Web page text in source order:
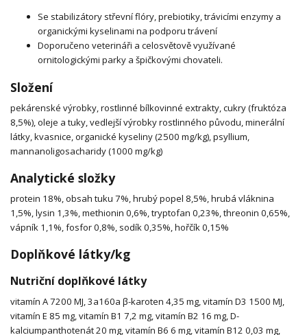
Se stabilizátory střevní flóry, prebiotiky, trávicími enzymy a
organickými kyselinami na podporu trávení
Doporučeno veterináři a celosvětově využívané
ornitologickými parky a špičkovými chovateli.
Složení
pekárenské výrobky, rostlinné bílkovinné extrakty, cukry (fruktóza
8,5%), oleje a tuky, vedlejší výrobky rostlinného původu, minerální
látky, kvasnice, organické kyseliny (2500 mg/kg), psyllium,
mannanoligosacharidy (1000 mg/kg)
Analytické složky
protein 18%, obsah tuku 7%, hrubý popel 8,5%, hrubá vláknina
1,5%, lysin 1,3%, methionin 0,6%, tryptofan 0,23%, threonin 0,65%,
vápník 1,1%, fosfor 0,8%, sodík 0,35%, hořčík 0,15%
Doplňkové látky/kg
Nutriční doplňkové látky
vitamín A 7200 MJ, 3a160a β-karoten 4,35 mg, vitamín D3 1500 MJ,
vitamín E 85 mg, vitamín B1 7,2 mg, vitamín B2 16 mg, D-
kalciumpanthotenát 20 mg, vitamín B6 6 mg, vitamín B12 0,03 mg,